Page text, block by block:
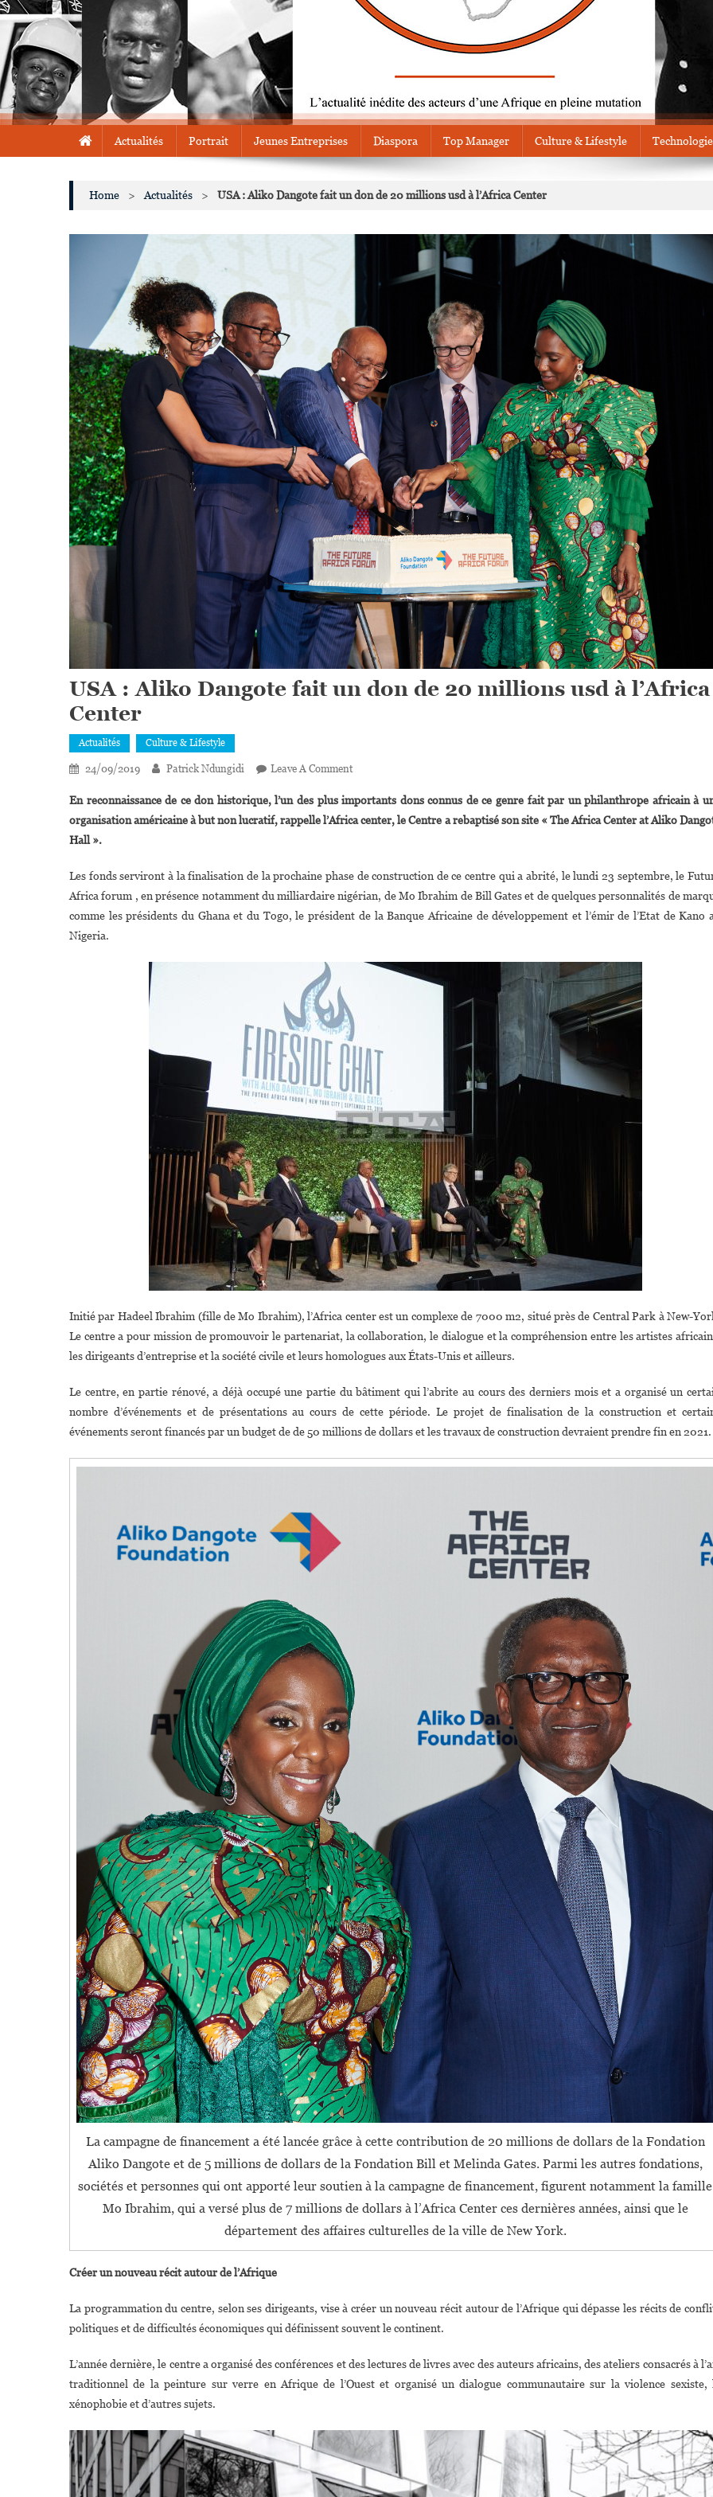
Actualités Portrait Jeunes Entreprises Diaspora Top Manager Culture & Lifestyle
Home > Actualités > USA : Aliko Dangote fait un don de 20 millions usd à l’Africa Center
USA : Aliko Dangote fait un don de 20 millions usd à l’Africa
Center
Actualités Culture & Lifestyle
24/09/2019 Patrick Ndungidi Leave A CommentOn
Aliko
Dangote
Don
De
20
En reconnaissance de ce don historique, l’un des plus importants dons connus de ce genre fait par un philanthrope africain à
organisation américaine à but non lucratif, rappelle l’Africa center, le Centre a rebaptisé son site « The Africa Center at Aliko
Hall ».
Les fonds serviront à la finalisation de la prochaine phase de construction de ce centre qui a abrité, le lundi 23 septembre, le
Africa forum , en présence notamment du milliardaire nigérian, de Mo Ibrahim de Bill Gates et de quelques personnalités de
comme les présidents du Ghana et du Togo, le président de la Banque Africaine de développement et l’émir de l’Etat de Kano
Nigeria.
Initié par Hadeel Ibrahim (fille de Mo Ibrahim), l’Africa center est un complexe de 7000 m2, situé près de Central Park à New-
Le centre a pour mission de promouvoir le partenariat, la collaboration, le dialogue et la compréhension entre les artistes
les dirigeants d’entreprise et la société civile et leurs homologues aux États-Unis et ailleurs.
Le centre, en partie rénové, a déjà occupé une partie du bâtiment qui l’abrite au cours des derniers mois et a organisé un
nombre d’événements et de présentations au cours de cette période. Le projet de finalisation de la construction et
événements seront financés par un budget de de 50 millions de dollars et les travaux de construction devraient prendre fin en 2021.
La campagne de financement a été lancée grâce à cette contribution de 20 millions de dollars de la Fondation
Aliko Dangote et de 5 millions de dollars de la Fondation Bill et Melinda Gates. Parmi les autres fondations,
sociétés et personnes qui ont apporté leur soutien à la campagne de financement, figurent notamment la famille
Mo Ibrahim, qui a versé plus de 7 millions de dollars à l’Africa Center ces dernières années, ainsi que le
département des affaires culturelles de la ville de New York.
Créer un nouveau récit autour de l’Afrique
La programmation du centre, selon ses dirigeants, vise à créer un nouveau récit autour de l’Afrique qui dépasse les récits de
politiques et de difficultés économiques qui définissent souvent le continent.
L’année dernière, le centre a organisé des conférences et des lectures de livres avec des auteurs africains, des ateliers consacrés à
traditionnel de la peinture sur verre en Afrique de l’Ouest et organisé un dialogue communautaire sur la violence sexiste,
xénophobie et d’autres sujets.